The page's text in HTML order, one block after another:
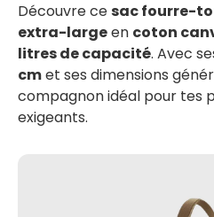
Découvre cesac fourre-
extra-largeen coton
litres de capacité. Avec
cmet ses dimensions
compagnon idéal pour tes
exigeants.